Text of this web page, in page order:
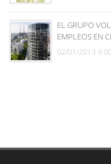
EL GRUPO
EMPLEOS EN
02/01/2013